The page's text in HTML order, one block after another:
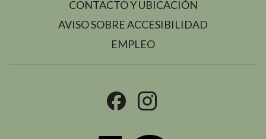
CONTACTO Y UBICACIÓN
AVISO SOBRE ACCESIBILIDAD
EMPLEOSE
UNA
NUEVA